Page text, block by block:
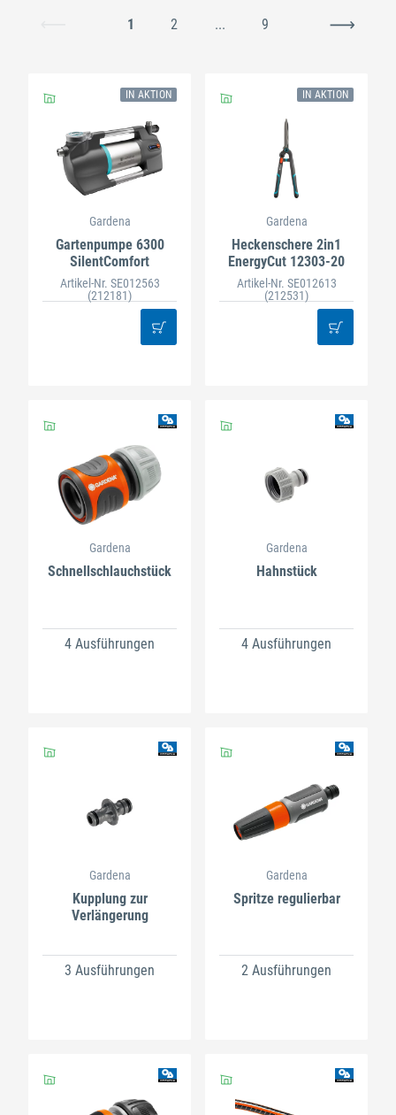
1 2 ... 9
IN AKTION
Gardena
Gartenpumpe 6300
SilentComfort
Artikel-Nr. SE012563
(212181)
IN AKTION
Gardena
Heckenschere 2in1
EnergyCut 12303-20
Artikel-Nr. SE012613
(212531)
Gardena
Schnellschlauchstück
4 Ausführungen
Gardena
Hahnstück
4 Ausführungen
Gardena
Kupplung zur
Verlängerung
3 Ausführungen
Gardena
Spritze regulierbar
2 Ausführungen